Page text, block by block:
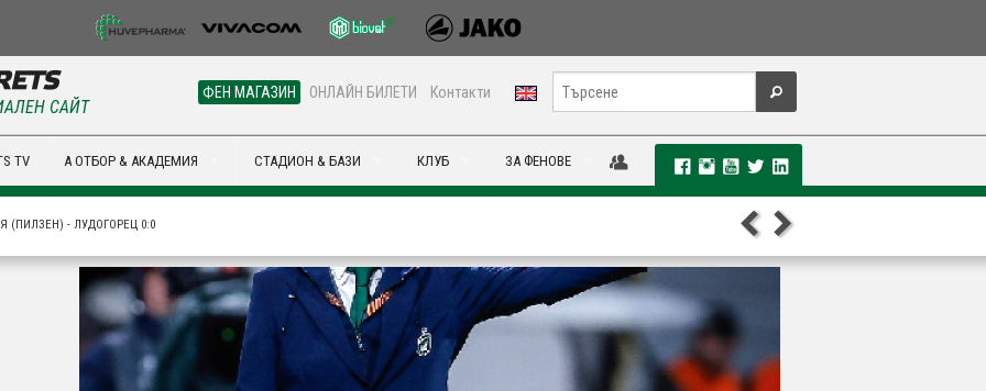
ФЕН МАГАЗИН ОНЛАЙН БИЛЕТИ Контакти
САЙТ
TV А ОТБОР & АКАДЕМИЯ СТАДИОН & БАЗИ КЛУБ ЗА ФЕНОВЕ
(ПИЛЗЕН) - ЛУДОГОРЕЦ 0:0